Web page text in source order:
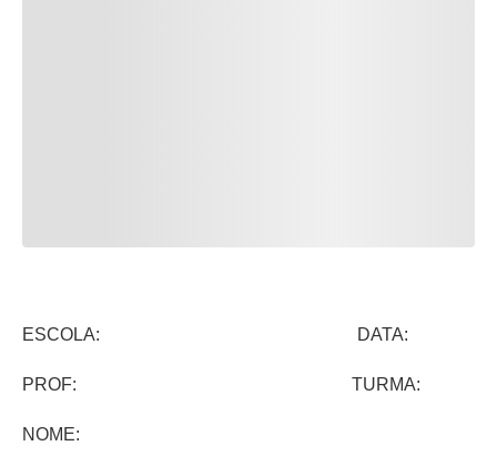
ESCOLA: DATA:
PROF: TURMA:
NOME: